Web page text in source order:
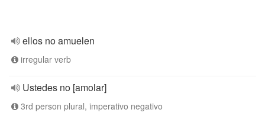
ellos no amuelen
irregular verb
Ustedes no [amolar]
3rd person plural, imperativo negativo